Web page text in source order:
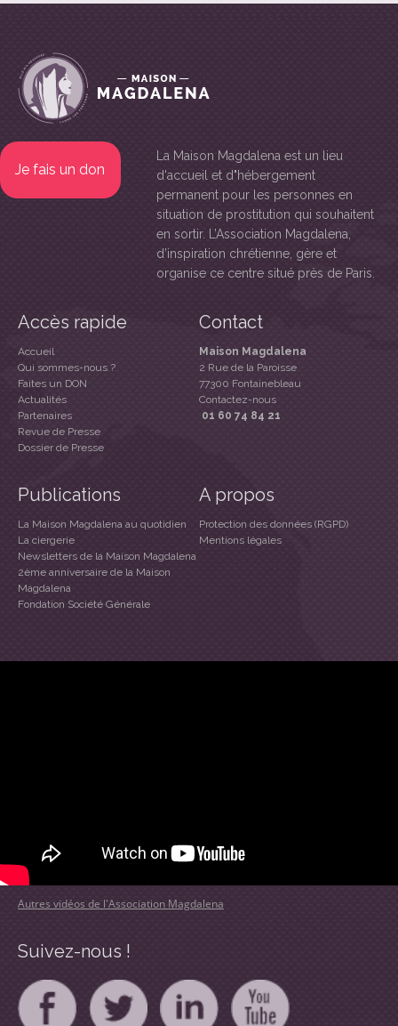
Je fais un don
La Maison Magdalena est un lieu
d'accueil et d"hébergement
permanent pour les personnes en
situation de prostitution qui souhaitent
en sortir. L’Association Magdalena,
d’inspiration chrétienne, gère et
organise ce centre situé près de Paris.
Accès rapide
Accueil
Qui sommes-nous ?
Faites un DON
Actualités
Partenaires
Revue de Presse
Dossier de Presse
Contact
Maison Magdalena
2 Rue de la Paroisse
77300 Fontainebleau
Contactez-nous
01 60 74 84 21
Publications
La Maison Magdalena au quotidien
La ciergerie
Newsletters de la Maison Magdalena
2ème anniversaire de la Maison
Magdalena
Fondation Société Générale
A propos
Protection des données (RGPD)
Mentions légales
Autres vidéos de l'Association Magdalena
Suivez-nous !